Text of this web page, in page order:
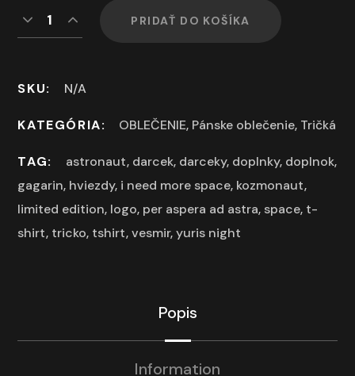
PRIDAŤ DO KOŠÍKA
SKU: N/A
KATEGÓRIA: OBLEČENIE, Pánske oblečenie, Tričká
TAG: astronaut, darcek, darceky, doplnky, doplnok,
gagarin, hviezdy, i need more space, kozmonaut,
limited edition, logo, per aspera ad astra, space, t-
shirt, tricko, tshirt,vesmir,yuris night
Popis
Information